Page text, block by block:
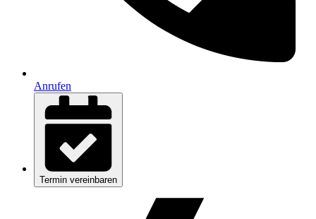
Anrufen
Termin vereinbaren